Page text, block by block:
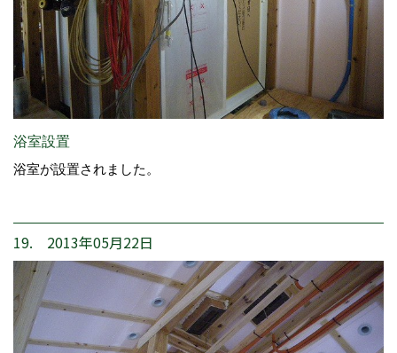
浴室設置
浴室が設置されました。
19. 2013年05月22日